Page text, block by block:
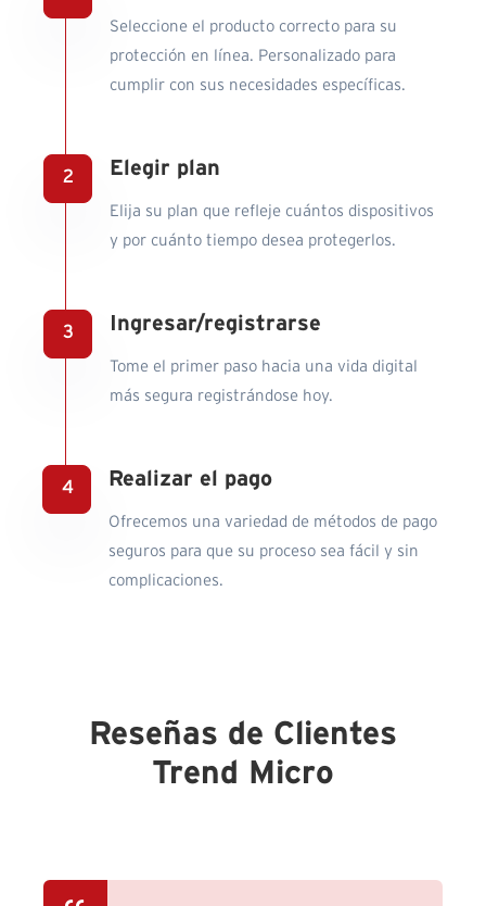
Seleccione el producto correcto para su
protección en línea. Personalizado para
cumplir con sus necesidades específicas.
Elegir plan
Elija su plan que refleje cuántos dispositivos
y por cuánto tiempo desea protegerlos.
Ingresar/registrarse
Tome el primer paso hacia una vida digital
más segura registrándose hoy.
Realizar el pago
Ofrecemos una variedad de métodos de pago
seguros para que su proceso sea fácil y sin
complicaciones.
Reseñas de Clientes
Trend Micro